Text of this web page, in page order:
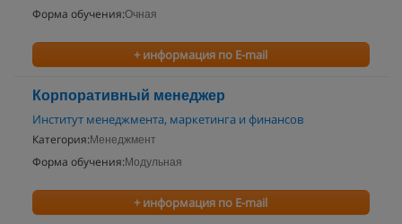
Форма обучения:Очная
+ информация по E-mail
Корпоративный менеджер
Институт менеджмента, маркетинга и финансов
Категория: Менеджмент
Форма обучения: Модульная
+ информация по E-mail